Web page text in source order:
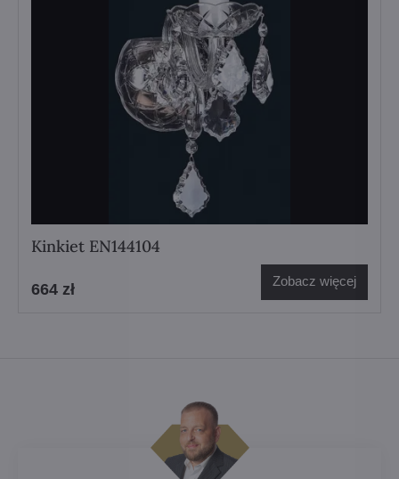
Kinkiet EN144104
664 zł Zobacz więcej